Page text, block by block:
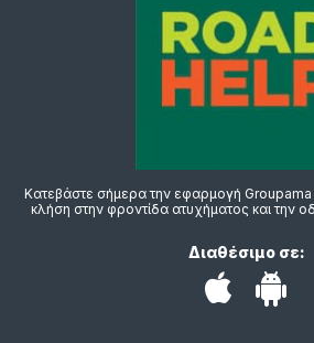
Κατεβάστε σήμερα την εφαρμογή Groupama
κλήση στην φροντίδα ατυχήματος και την
Διαθέσιμο σε: